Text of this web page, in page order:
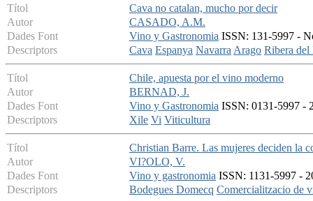
Títol
Cava no catalan, mucho por decir
Autor
CASADO, A.M.
Dades Font
Vino y Gastronomia ISSN: 131-5997 -
Descriptors
Cava Espanya NavarraArago Ribera del
Títol
Chile, apuesta por el vino moderno
Autor
BERNAD, J.
Dades Font
Vino y Gastronomia ISSN: 0131-5997 -
Descriptors
Xile Vi Viticultura
Títol
Christian Barre. Las mujeres deciden la
Autor
VI?OLO, V.
Dades Font
Vino y gastronomia ISSN: 1131-5997 -
Descriptors
Bodegues Domecq Comercialitzacio de